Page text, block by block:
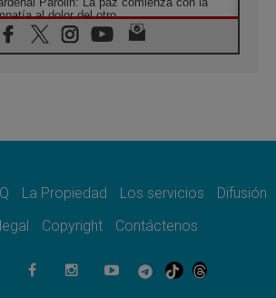
al dolor del otro
Marco Vianelli: Aprender el Evangelio
de tensiones y ataques en el sur del
y Nagasaki, 81 años después.
La Propiedad Los servicios
Difusión
Copyright Contáctenos